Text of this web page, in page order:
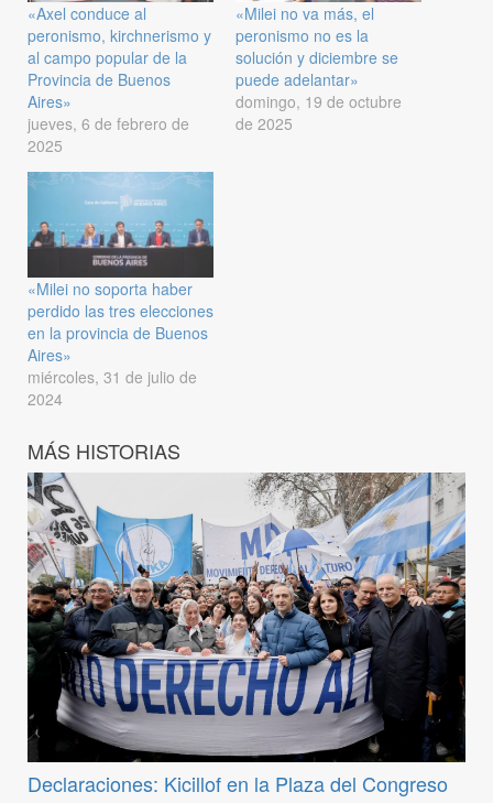
«Axel conduce al
peronismo, kirchnerismo y
al campo popular de la
Provincia de Buenos
Aires»
jueves, 6 de febrero de
2025
«Milei no va más, el
peronismo no es la
solución y diciembre se
puede adelantar»
domingo, 19 de octubre
de 2025
«Milei no soporta haber
perdido las tres elecciones
en la provincia de Buenos
Aires»
miércoles, 31 de julio de
2024
MÁS HISTORIAS
Declaraciones: Kicillof en la Plaza del Congreso